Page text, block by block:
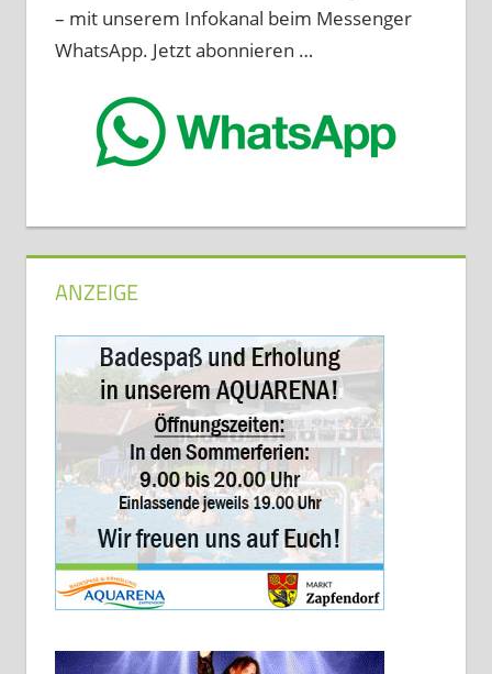
– mit unserem Infokanal beim Messenger
WhatsApp. Jetzt abonnieren …
ANZEIGE